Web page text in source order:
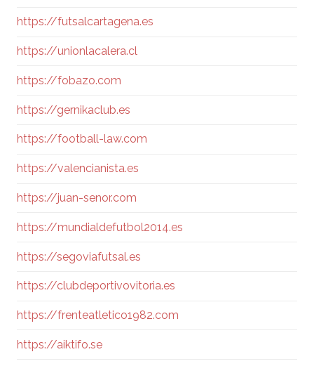
https://futsalcartagena.es
https://unionlacalera.cl
https://fobazo.com
https://gernikaclub.es
https://football-law.com
https://valencianista.es
https://juan-senor.com
https://mundialdefutbol2014.es
https://segoviafutsal.es
https://clubdeportivovitoria.es
https://frenteatletico1982.com
https://aiktifo.se